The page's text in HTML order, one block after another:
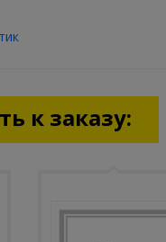
к заказу: